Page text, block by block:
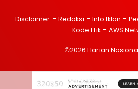
Disclaimer Redaksi Info Iklan
Kode Etik
AWS
©2026 Harian